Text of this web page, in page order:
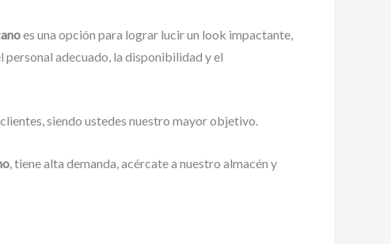
es una opción para lograr lucir un look impactante,
adecuado, la disponibilidad y el
siendo ustedes nuestro mayor objetivo.
, tiene alta demanda, acércate a nuestro almacén y